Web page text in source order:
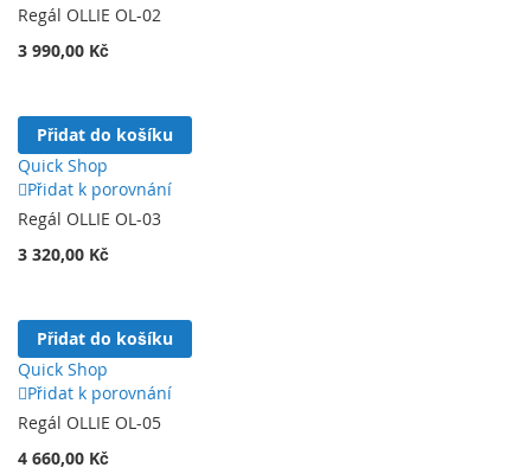
Regál OLLIE OL-02
3 990,00 Kč
Přidat do košíku
Quick Shop
Přidat k porovnání
Regál OLLIE OL-03
3 320,00 Kč
Přidat do košíku
Quick Shop
Přidat k porovnání
Regál OLLIE OL-05
4 660,00 Kč